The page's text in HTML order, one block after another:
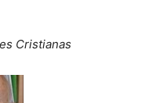
Cristianas